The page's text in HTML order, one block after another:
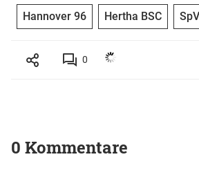
Hannover 96 Hertha BSC
0
0 Kommentare